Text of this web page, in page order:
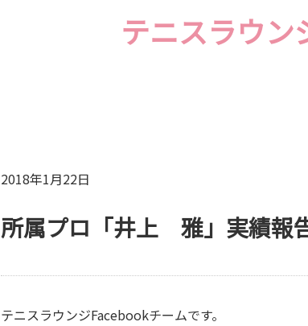
テニスラウン
2018年1月22日
所属プロ「井上 雅」実績報
テニスラウンジFacebookチームです。